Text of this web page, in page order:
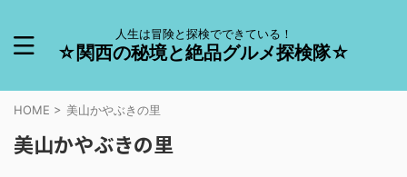
人生は冒険と探検でできている！
☆関西の秘境と絶品グルメ探検隊☆
HOME > 美山かやぶきの里
美山かやぶきの里